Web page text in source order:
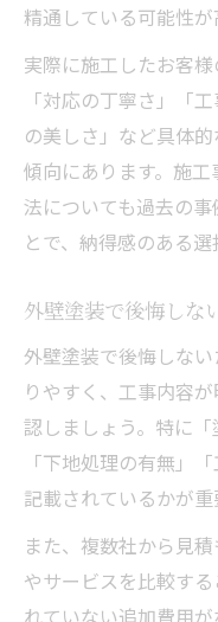
精通している可能性が
実際に施工したお客
「対応の丁寧さ」「
の美しさ」など具体
傾向にあります。施
法についても過去の
とで、納得感のある選
外壁塗装で後悔しな
外壁塗装で後悔しな
りやすく、工事内容
認しましょう。特に「
「下地処理の有無」
記載されているかが重
また、複数社から見
やサービスを比較す
れていない追加費用